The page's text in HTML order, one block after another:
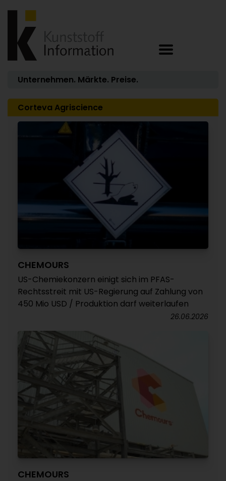
Unternehmen. Märkte. Preise.
Corteva Agriscience
CHEMOURS
US-Chemiekonzern einigt sich im PFAS-
Rechtsstreit mit US-Regierung auf Zahlung von
450 Mio USD / Produktion darf weiterlaufen
26.06.2026
CHEMOURS